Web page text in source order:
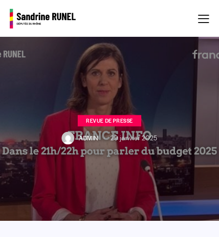
REVUE DE PRESSE
ADMIN 29 janvier 2025